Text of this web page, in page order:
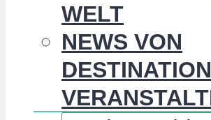
WELT
NEWS VON